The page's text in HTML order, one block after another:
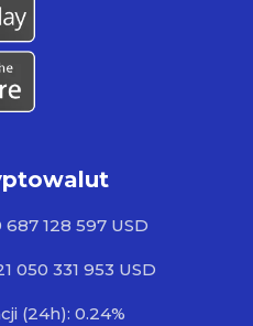
128 597 USD
050 331 953 USD
(24h): 0.24%